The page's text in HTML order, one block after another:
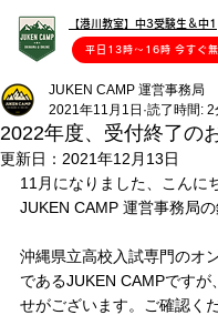
平日13時〜16時 今すぐ
【港川教室】中3受験生＆中
2022年度、受付終了の
JUKEN CAMP 運営事務局
2021年11月1日 読了時間: 2
更新日： 2021年12月13日
11月になりました、こんに
JUKEN CAMP 運営事務局の
沖縄県立高校入試専門のオ
であるJUKEN CAMPですが
せがございます。ご確認く